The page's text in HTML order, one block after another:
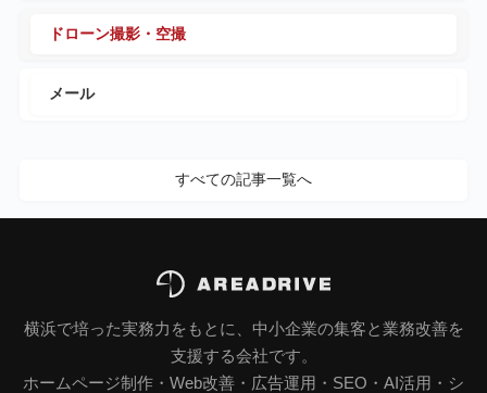
ドローン撮影・空撮
メール
すべての記事一覧へ
横浜で培った実務力をもとに、中小企業の集客と業務改善を
支援する会社です。
ホームページ制作・Web改善・広告運用・SEO・AI活用・シ